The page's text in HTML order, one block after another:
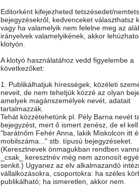
Editorként kifejezheted tetszésedet/
bejegyzésekről, kedvenceket választhatsz
vagy ha valamelyik nem felelne meg az
irányelvek valamelyikének, akkor
klotyón.
A klotyó használatához vedd figyelembe a
következőket:
1. Publikálhatjuk hírességek, közéleti
neveit, de nem tehetjük közzé az olyan
amelyek magánszemélyek nevét, adatait
tartalmazzák.
Tehát közzétehetünk pl. Pély Barna nevét
bejegyzést, mert ő ismert zenész, de el
"barátnőm Fehér Anna, lakik Miskolcon itt
mobilszáma..." stb. típusú bejegyzéseket.
(Keresztnevek önmagukban rendben
_csak_ keresztnév még nem azonosít
senkit.) Ugyanez az elv alkalmazandó
vállalkozásokra, csoportokra: ha széles
publikálható; ha ismeretlen, akkor nem.